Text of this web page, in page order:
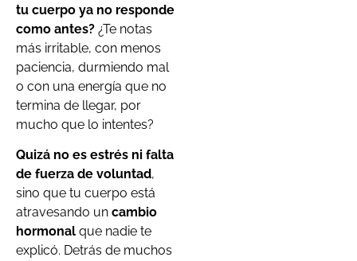
tu cuerpo ya no responde
como antes? ¿Te notas
más irritable, con menos
paciencia, durmiendo mal
o con una energía que no
termina de llegar, por
mucho que lo intentes?
Quizá no es estrés ni falta
de fuerza de voluntad,
sino que tu cuerpo está
atravesando un cambio
hormonal que nadie te
explicó. Detrás de muchos